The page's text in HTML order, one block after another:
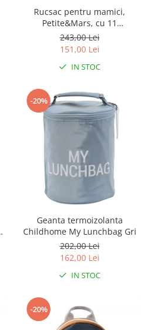
Rucsac pentru mamici,
Petite&Mars, cu 11
compartimente, cu buzunare
termice, Saltea de infasat
inclusa, 30 x 42 x 15 cm, Jack,
Black
243,00 Lei
151,00 Lei
IN STOC
-20%
Geanta termoizolanta
Childhome My Lunchbag Gri
202,00 Lei
162,00 Lei
IN STOC
-20%